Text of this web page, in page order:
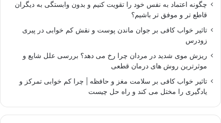
چگونه اعتماد به نفس خود را تقویت کنیم و بدون وابستگی به دیگران
قاطع تر و موفق تر باشیم؟
تاثیر خواب کافی بر جوان ماندن پوست و نقش کم خوابی در پیری
زودرس
ریزش موی شدید در مردان چرا رخ می دهد؟ بررسی علل شایع و
موثرترین روش های درمان قطعی
تاثیر خواب کافی بر سلامت مغز و حافظه | چرا کم خوابی تمرکز و
یادگیری را مختل می کند و راه حل چیست